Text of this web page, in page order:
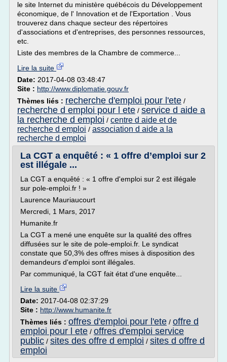
le site Internet du ministère québécois du Développement
économique, de l' Innovation et de l'Exportation . Vous
trouverez dans chaque secteur des répertoires
d'associations et d'entreprises, des personnes ressources,
etc.
Liste des membres de la Chambre de commerce...
Lire la suite
Date: 2017-04-08 03:48:47
Site : http://www.diplomatie.gouv.fr
Thèmes liés : recherche d'emploi pour l'ete /
recherche d emploi pour l ete / service d aide a
la recherche d emploi / centre d aide et de
recherche d emploi / association d aide a la
recherche d emploi
La CGT a enquêté : « 1 offre d’emploi sur 2
est illégale ...
La CGT a enquêté : « 1 offre d'emploi sur 2 est illégale
sur pole-emploi.fr ! »
Laurence Mauriaucourt
Mercredi, 1 Mars, 2017
Humanite.fr
La CGT a mené une enquête sur la qualité des offres
diffusées sur le site de pole-emploi.fr. Le syndicat
constate que 50,3% des offres mises à disposition des
demandeurs d'emploi sont illégales.
Par communiqué, la CGT fait état d'une enquête...
Lire la suite
Date: 2017-04-08 02:37:29
Site : http://www.humanite.fr
Thèmes liés : offres d'emploi pour l'ete / offre d
emploi pour l ete / offres d'emploi service
public / sites des offre d emploi / sites d offre d
emploi